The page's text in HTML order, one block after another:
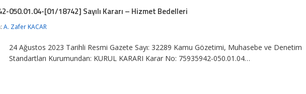
050.01.04-[01/18742] Sayılı Kararı – Hizmet Bedelleri
A. Zafer KACAR
24 Ağustos 2023 Tarihli Resmi Gazete Sayı: 32289 Kamu Gözetimi, Muhasebe ve Denetim
Standartları Kurumundan: KURUL KARARI Karar No: 75935942-050.01.04…